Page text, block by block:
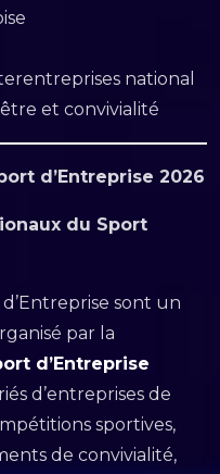
national
et convivialité
d’Entreprise 2026
du Sport
sont un
par la
d’Entreprise
d’entreprises de
sportives,
de convivialité,